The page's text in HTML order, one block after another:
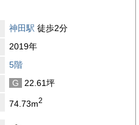
神田駅 徒歩2分
2019年
5階
G
22.61坪
74.73m2